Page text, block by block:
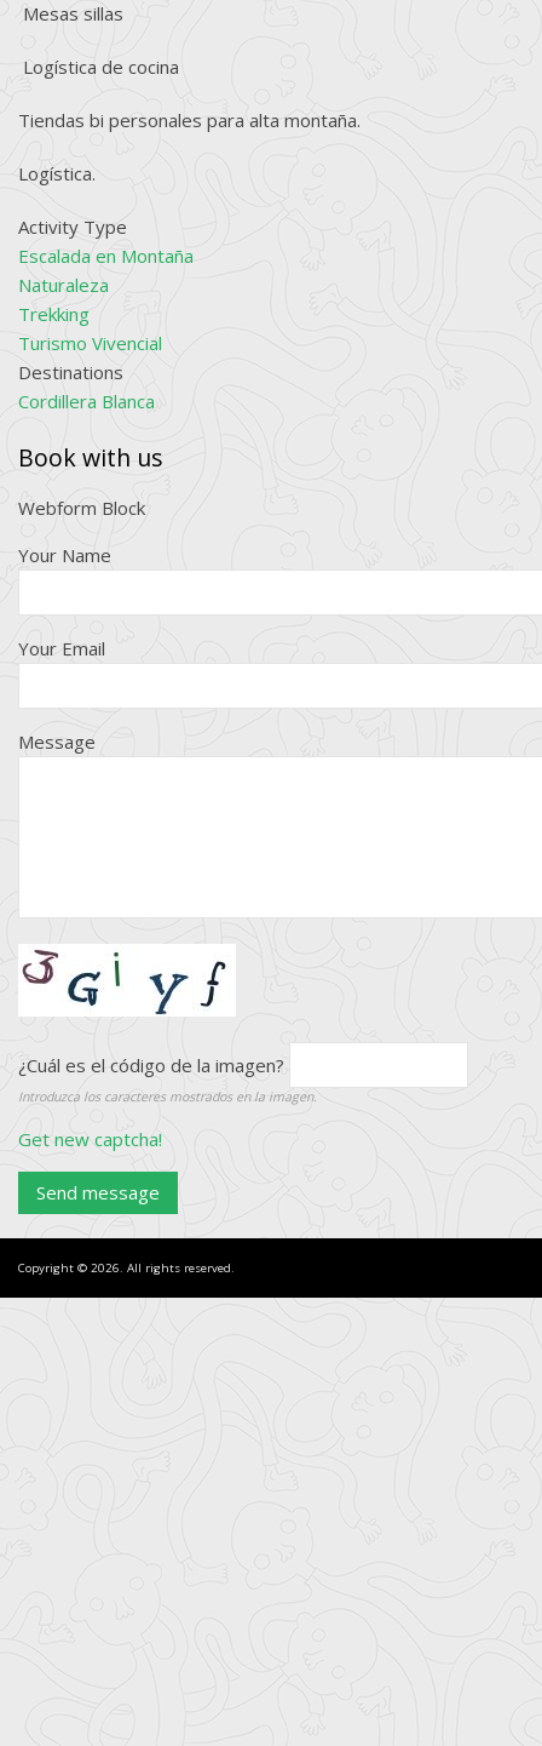
Mesas sillas
Logística de cocina
Tiendas bi personales para alta montaña.
Logística.
Activity Type
Escalada en Montaña
Naturaleza
Trekking
Turismo Vivencial
Destinations
Cordillera Blanca
Book with us
Webform Block
Your Name
Your Email
Message
¿Cuál es el código de la imagen?
Introduzca los caracteres mostrados en la imagen.
Get new captcha!
Copyright © 2026. All rights reserved.